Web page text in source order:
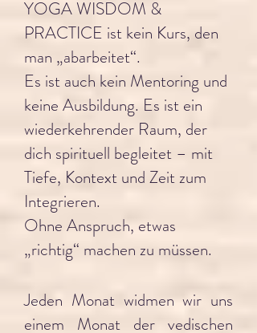
YOGA WISDOM &
PRACTICE ist kein Kurs, den
man „abarbeitet“.
Es ist auch kein Mentoring und
keine Ausbildung. Es ist ein
wiederkehrender Raum, der
dich spirituell begleitet – mit
Tiefe, Kontext und Zeit zum
Integrieren.
Ohne Anspruch, etwas
„richtig“ machen zu müssen.
Jeden Monat widmen wir uns
einem Monat der vedischen